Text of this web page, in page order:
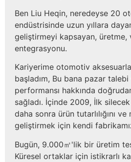
Ben Liu Heqin, neredeyse 20
endüstrisinde uzun yıllara
geliştirmeyi kapsayan,
entegrasyonu.
Kariyerime otomotiv
başladım, Bu bana pazar talebi
performansı hakkında
sağladı. İçinde 2009, İlk
daha sonra ürün tutarlılığını
geliştirmek için kendi
Bugün, 9.000㎡'lik bir üretim
Küresel ortaklar için istikrarlı